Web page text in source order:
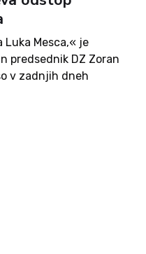
Mesca,« je
predsednik DZ Zoran
v zadnjih dneh